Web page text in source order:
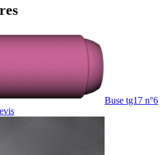
Buse tg17 n°6